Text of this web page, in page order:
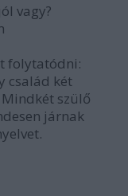
vagy?
folytatódni:
család két
Mindkét szülő
járnak